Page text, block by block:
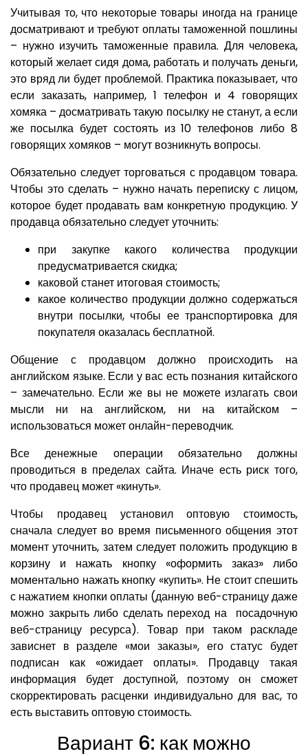
Учитывая то, что некоторые товары иногда на границе
досматривают и требуют оплаты таможенной пошлины
– нужно изучить таможенные правила. Для человека,
который желает сидя дома, работать и получать деньги,
это вряд ли будет проблемой. Практика показывает, что
если заказать, например, 1 телефон и 4 говорящих
хомяка – досматривать такую посылку не станут, а если
же посылка будет состоять из 10 телефонов либо 8
говорящих хомяков – могут возникнуть вопросы.
Обязательно следует торговаться с продавцом товара.
Чтобы это сделать – нужно начать переписку с лицом,
которое будет продавать вам конкретную продукцию. У
продавца обязательно следует уточнить:
при закупке какого количества продукции
предусматривается скидка;
каковой станет итоговая стоимость;
какое количество продукции должно содержаться
внутри посылки, чтобы ее транспортировка для
покупателя оказалась бесплатной.
Общение с продавцом должно происходить на
английском языке. Если у вас есть познания китайского
– замечательно. Если же вы не можете излагать свои
мысли ни на английском, ни на китайском –
использоваться может онлайн-переводчик.
Все денежные операции обязательно должны
проводиться в пределах сайта. Иначе есть риск того,
что продавец может «кинуть».
Чтобы продавец установил оптовую стоимость,
сначала следует во время письменного общения этот
момент уточнить, затем следует положить продукцию в
корзину и нажать кнопку «оформить заказ» либо
моментально нажать кнопку «купить». Не стоит спешить
с нажатием кнопки оплаты (данную веб-страницу даже
можно закрыть либо сделать переход на посадочную
веб-страницу ресурса). Товар при таком раскладе
зависнет в разделе «мои заказы», его статус будет
подписан как «ожидает оплаты». Продавцу такая
информация будет доступной, поэтому он сможет
скорректировать расценки индивидуально для вас, то
есть выставить оптовую стоимость.
Вариант 6: как можно